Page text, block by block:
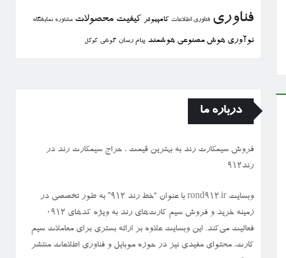
فناوری فناوری اطلاعات كامپیوتر كیفیت محصولات مشاوره نمایشگاه
نوآوری هوش مصنوعی هوشمند پیام رسان گوشی گوگل
درباره ما
فروش سیمكارت رند به بهترین قیمت ، حراج سیمكارت رند در
رند912
وبسایت rond912.ir با عنوان “خط رند ۹۱۲” به طور تخصصی در
زمینه خرید و فروش سیم کارت‌های رند به ویژه کدهای ۰۹۱۲
فعالیت می‌کند. این وبسایت علاوه بر ارائه بستری برای معاملات سیم
کارت، محتوای مفیدی نیز در حوزه موبایل و فناوری اطلاعات منتشر